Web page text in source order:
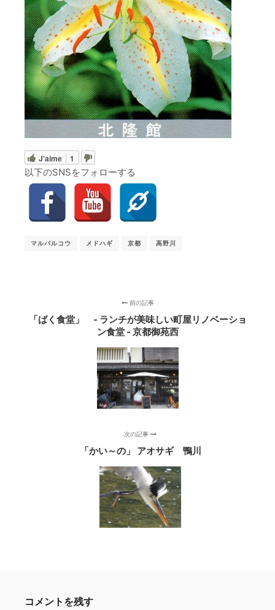
J'aime 1
以下のSNSをフォローする
マルバルコウ メドハギ 京都 高野川
前の記事
「ばく食堂」 - ランチが美味しい町屋リノベーショ
ン食堂 - 京都御苑西
次の記事
「かい～の」 アオサギ 鴨川
コメントを残す